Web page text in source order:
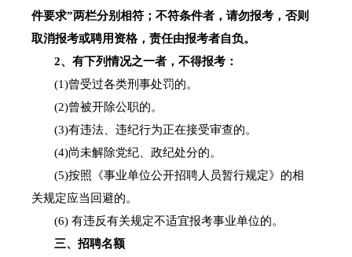
件要求”两栏分别相符；不符条件者，请勿报考，否则
取消报考或聘用资格，责任由报考者自负。
2、有下列情况之一者，不得报考：
(1)曾受过各类刑事处罚的。
(2)曾被开除公职的。
(3)有违法、违纪行为正在接受审查的。
(4)尚未解除党纪、政纪处分的。
(5)按照《事业单位公开招聘人员暂行规定》的相
关规定应当回避的。
(6)有违反有关规定不适宜报考事业单位的。
三、招聘名额